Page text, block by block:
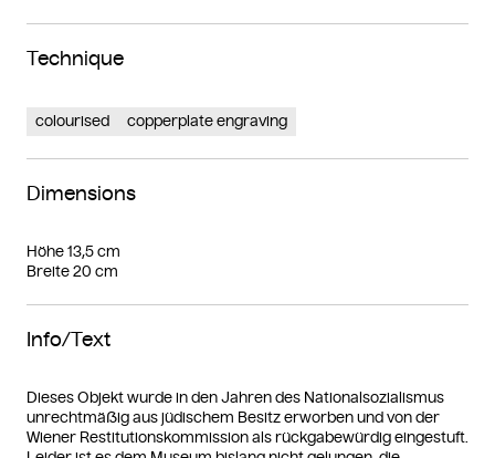
Technique
colourised copperplate engraving
Dimensions
Höhe 13,5 cm
Breite 20 cm
Info/Text
Dieses Objekt wurde in den Jahren des Nationalsozialismus
unrechtmäßig aus jüdischem Besitz erworben und von der
Wiener Restitutionskommission als rückgabewürdig eingestuft.